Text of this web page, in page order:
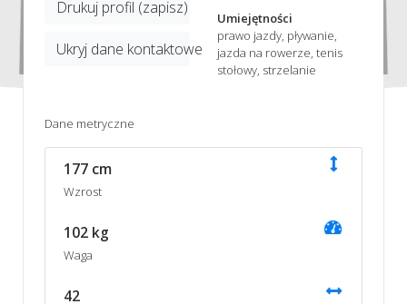
Drukuj profil (zapisz)
Ukryj dane kontaktowe
Umiejętności
prawo jazdy, pływanie,
jazda na rowerze, tenis
stołowy, strzelanie
Dane metryczne
177 cm
Wzrost
102 kg
Waga
42